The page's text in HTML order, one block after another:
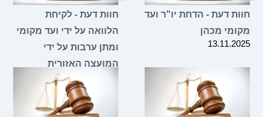
חוות דעת - הדחת יו"ר ועד
מקומי מכהן
13.11.2025
חוות דעת - לקיחת
הלוואה על ידי ועד מקומי
ומתן ערבות על ידי
המועצה האזורית